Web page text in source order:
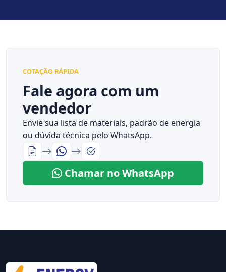
COTAÇÃO RÁPIDA
Fale agora com um
vendedor
Envie sua lista de materiais, padrão de energia
ou dúvida técnica pelo WhatsApp.
Chamar no WhatsApp